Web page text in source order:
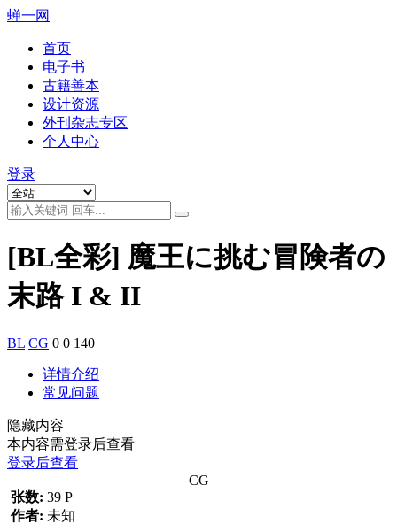
蝉一网
首页
电子书
古籍善本
设计资源
外刊杂志专区
个人中心
登录
[BL全彩] 魔王に挑む冒険者の
末路 I & II
BL CG 0 0 140
详情介绍
常见问题
隐藏内容
本内容需登录后查看
登录后查看
CG
张数: 39 P
作者: 未知